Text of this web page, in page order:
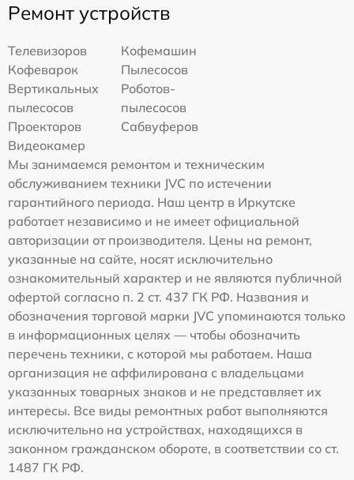
Ремонт устройств
Телевизоров
Кофемашин
Кофеварок
Пылесосов
Вертикальных
пылесосов
Роботов-
пылесосов
Проекторов
Сабвуферов
Видеокамер
Мы занимаемся ремонтом и техническим
обслуживанием техники JVC по истечении
гарантийного периода. Наш центр в Иркутске
работает независимо и не имеет официальной
авторизации от производителя. Цены на ремонт,
указанные на сайте, носят исключительно
ознакомительный характер и не являются публичной
офертой согласно п. 2 ст. 437 ГК РФ. Названия и
обозначения торговой марки JVC упоминаются только
в информационных целях — чтобы обозначить
перечень техники, с которой мы работаем. Наша
организация не аффилирована с владельцами
указанных товарных знаков и не представляет их
интересы. Все виды ремонтных работ выполняются
исключительно на устройствах, находящихся в
законном гражданском обороте, в соответствии со ст.
1487 ГК РФ.